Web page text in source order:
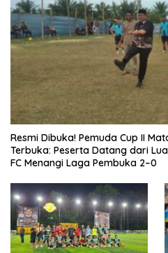
Resmi Dibuka! Pemuda Cup II
Terbuka: Peserta Datang dari
FC Menangi Laga Pembuka 2–0